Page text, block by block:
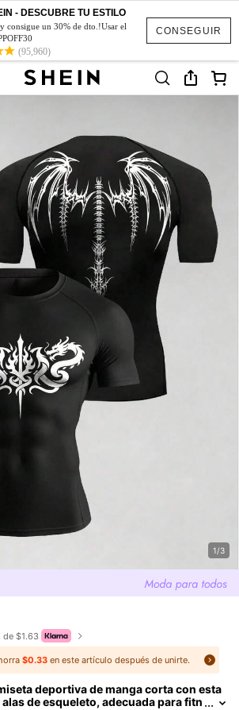
CONSEGUIR
- DESCUBRE TU ESTILO
y consigue un 30% de dto.!Usar el
(95,960)
1/3
de $1.63
$0.33en este artículo después de unirte.
deportiva de manga corta con esta
de esqueleto, adecuada para fitn